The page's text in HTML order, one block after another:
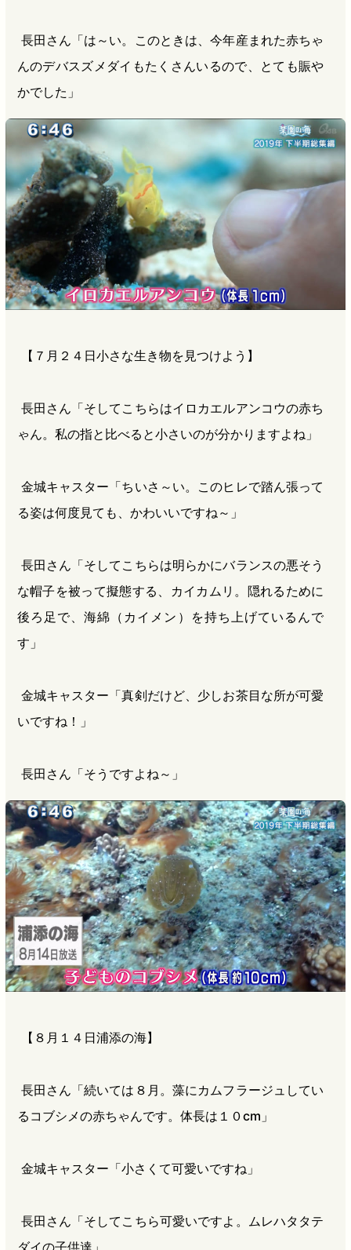
長田さん「は～い。このときは、今年産まれた赤ちゃ
んのデバスズメダイもたくさんいるので、とても賑や
かでした」
【７月２４日小さな生き物を見つけよう】
長田さん「そしてこちらはイロカエルアンコウの赤ち
ゃん。私の指と比べると小さいのが分かりますよね」
金城キャスター「ちいさ～い。このヒレで踏ん張って
る姿は何度見ても、かわいいですね～」
長田さん「そしてこちらは明らかにバランスの悪そう
な帽子を被って擬態する、カイカムリ。隠れるために
後ろ足で、海綿（カイメン）を持ち上げているんで
す」
金城キャスター「真剣だけど、少しお茶目な所が可愛
いですね！」
長田さん「そうですよね～」
【８月１４日浦添の海】
長田さん「続いては８月。藻にカムフラージュしてい
るコブシメの赤ちゃんです。体長は１０cm」
金城キャスター「小さくて可愛いですね」
長田さん「そしてこちら可愛いですよ。ムレハタタテ